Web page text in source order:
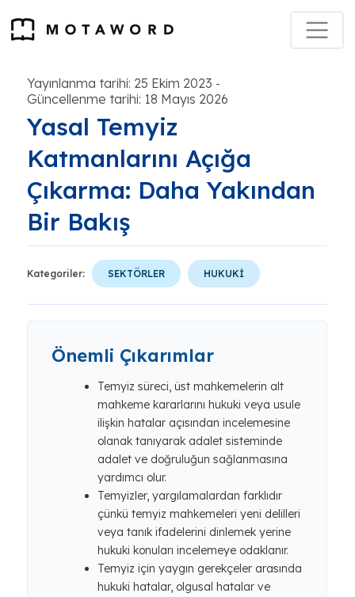
Yayınlanma tarihi: 25 Ekim 2023 -
Güncellenme tarihi: 18 Mayıs 2026
Yasal Temyiz
Katmanlarını Açığa
Çıkarma: Daha Yakından
Bir Bakış
Kategoriler: SEKTÖRLER HUKUKİ
Önemli Çıkarımlar
Temyiz süreci, üst mahkemelerin alt
mahkeme kararlarını hukuki veya usule
ilişkin hatalar açısından incelemesine
olanak tanıyarak adalet sisteminde
adalet ve doğruluğun sağlanmasına
yardımcı olur.
Temyizler, yargılamalardan farklıdır
çünkü temyiz mahkemeleri yeni delilleri
veya tanık ifadelerini dinlemek yerine
hukuki konuları incelemeye odaklanır.
Temyiz için yaygın gerekçeler arasında
hukuki hatalar, olgusal hatalar ve